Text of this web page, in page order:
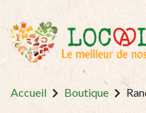
Accueil Boutique